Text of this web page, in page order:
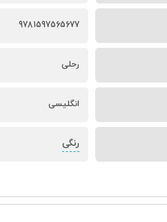
9781597565677
رحلی
انگلیسی
رنگی